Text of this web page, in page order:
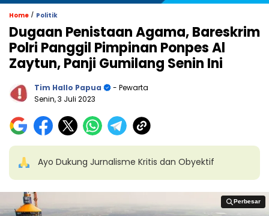
Home / Politik
Dugaan Penistaan Agama, Bareskrim
Polri Panggil Pimpinan Ponpes Al
Zaytun, Panji Gumilang Senin Ini
Tim Hallo Papua
- Pewarta
Senin, 3 Juli 2023
Ayo Dukung Jurnalisme Kritis dan Obyektif
Perbesar
Perbesar